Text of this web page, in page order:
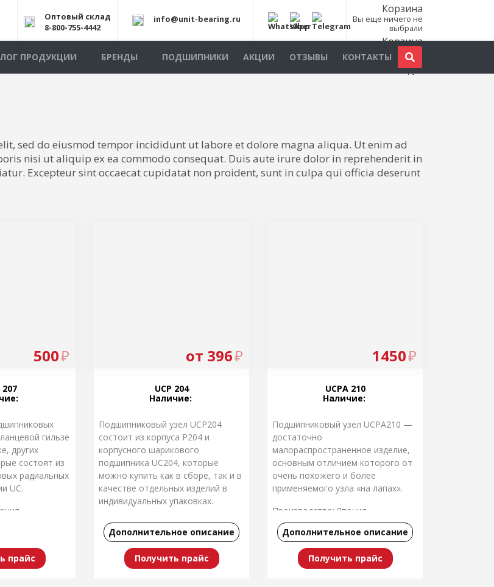
Оптовый склад
8-800-755-4442
info@unit-bearing.ru
Корзина
Вы еще ничего не
выбрали
Корзина
Всего товаров:
0
шт., на сумму:
руб.
ПРОДУКЦИИ БРЕНДЫ ПОДШИПНИКИ АКЦИИ ОТЗЫВЫ КОНТАКТЫ
sed do eiusmod tempor incididunt ut labore et dolore magna aliqua. Ut enim ad
nisi ut aliquip ex ea commodo consequat. Duis aute irure dolor in reprehenderit in
Excepteur sint occaecat cupidatat non proident, sunt in culpa qui officia deserunt
500₽
207
гильзе
других
состоят из
радиальных
UС.
прайс
от 396₽
UCP 204
Наличие:
Подшипниковый узел UCP204
состоит из корпуса P204 и
корпусного шарикового
подшипника UC204, которые
можно купить как в сборе, так и в
качестве отдельных изделий в
индивидуальных упаковках.
Производство: Япония
Дополнительное описание
Получить прайс
1450₽
UCPA 210
Наличие:
Подшипниковый узел UCPA210 —
достаточно
малораспространенное изделие,
основным отличием которого от
очень похожего и более
применяемого узла «на лапах».
Производство: Япония
Дополнительное описание
Получить прайс